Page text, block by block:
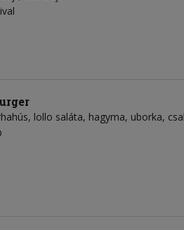
lollo saláta, hagyma, uborka,